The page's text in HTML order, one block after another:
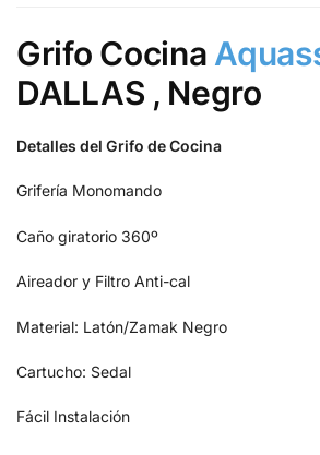
Grifo Cocina
DALLAS , Negro
Detalles del Grifo de Cocina
Grifería Monomando
Caño giratorio 360º
Aireador y Filtro Anti-cal
Material: Latón/Zamak Negro
Cartucho: Sedal
Fácil Instalación